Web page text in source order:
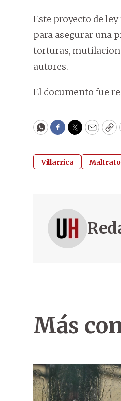
Este proyecto de
para asegurar una
torturas,
autores.
El documento fue
WhatsApp
Facebook
Twitter
Email
Villarrica
Más